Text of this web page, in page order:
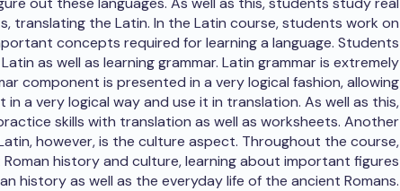
translating the Latin. In the Latin course, students work on
concepts required for learning a language. Students
as well as learning grammar. Latin grammar is extremely
component is presented in a very logical fashion, allowing
a very logical way and use it in translation. As well as this,
skills with translation as well as worksheets. Another
however, is the culture aspect. Throughout the course,
history and culture, learning about important figures
history as well as the everyday life of the ancient Romans.